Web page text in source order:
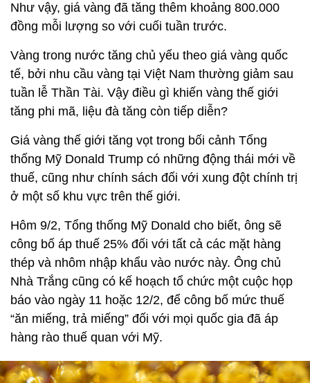
Như vậy, giá vàng đã tăng thêm khoảng 800.000
đồng mỗi lượng so với cuối tuần trước.
Vàng trong nước tăng chủ yếu theo giá vàng quốc
tế, bởi nhu cầu vàng tại Việt Nam thường giảm sau
tuần lễ Thần Tài. Vậy điều gì khiến vàng thế giới
tăng phi mã, liệu đà tăng còn tiếp diễn?
Giá vàng thế giới tăng vọt trong bối cảnh Tổng
thống Mỹ Donald Trump có những động thái mới về
thuế, cũng như chính sách đối với xung đột chính trị
ở một số khu vực trên thế giới.
Hôm 9/2, Tổng thống Mỹ Donald cho biết, ông sẽ
công bố áp thuế 25% đối với tất cả các mặt hàng
thép và nhôm nhập khẩu vào nước này. Ông chủ
Nhà Trắng cũng có kế hoạch tổ chức một cuộc họp
báo vào ngày 11 hoặc 12/2, để công bố mức thuế
“ăn miếng, trả miếng” đối với mọi quốc gia đã áp
hàng rào thuế quan với Mỹ.